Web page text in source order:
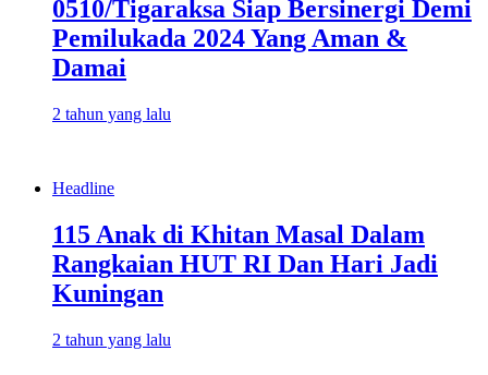
0510/Tigaraksa Siap Bersinergi Demi
Pemilukada 2024 Yang Aman &
Damai
2 tahun yang lalu
Headline
115 Anak di Khitan Masal Dalam
Rangkaian HUT RI Dan Hari Jadi
Kuningan
2 tahun yang lalu